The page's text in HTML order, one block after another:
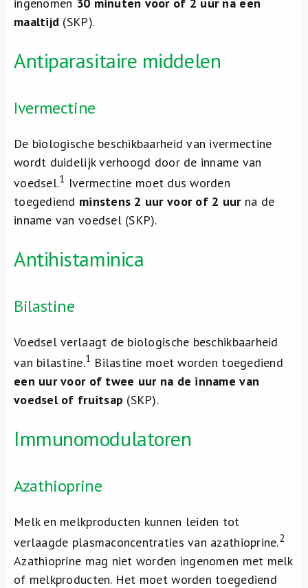
maaltijd (SKP).
Antiparasitaire middelen
Ivermectine
De biologische beschikbaarheid van ivermectine
wordt duidelijk verhoogd door de inname van
voedsel.1 Ivermectine moet dus worden
toegediend minstens 2 uur voor of 2 uurna de
inname van voedsel (SKP).
Antihistaminica
Bilastine
Voedsel verlaagt de biologische beschikbaarheid
van bilastine.1 Bilastine moet worden toegediend
een uur voor of twee uur na de inname van
voedsel of fruitsap (SKP).
Immunomodulatoren
Azathioprine
Melk en melkproducten kunnen leiden tot
verlaagde plasmaconcentraties van azathioprine.2
Azathioprine mag niet worden ingenomen met melk
of melkproducten. Het moet worden toegediend